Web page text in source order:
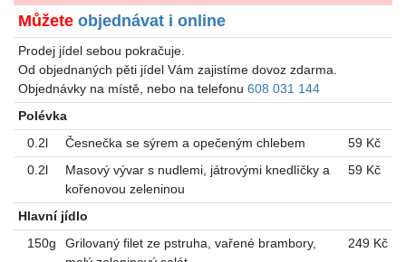
Můžete objednávat i online
Prodej jídel sebou pokračuje.
Od objednaných pěti jídel Vám zajistíme dovoz zdarma.
Objednávky na místě, nebo na telefonu 608 031 144
Polévka
0.2l
Česnečka se sýrem a opečeným chlebem
59 Kč
0.2l
Masový vývar s nudlemi, játrovými knedlíčky a
kořenovou zeleninou
59 Kč
Hlavní jídlo
150g
Grilovaný filet ze pstruha, vařené brambory,
249 Kč